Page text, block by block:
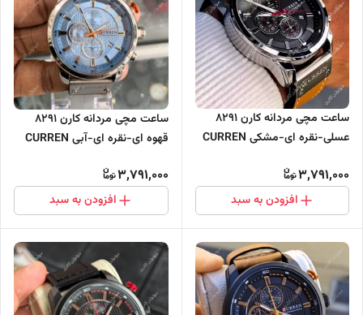
ساعت مچی مردانه کارن 8291
عسلی-نقره ای-مشکی CURREN
3,791,000
افزودن به سبد
ساعت مچی مردانه کارن 8291
قهوه ای-نقره ای-آبی CURREN
3,791,000
افزودن به سبد